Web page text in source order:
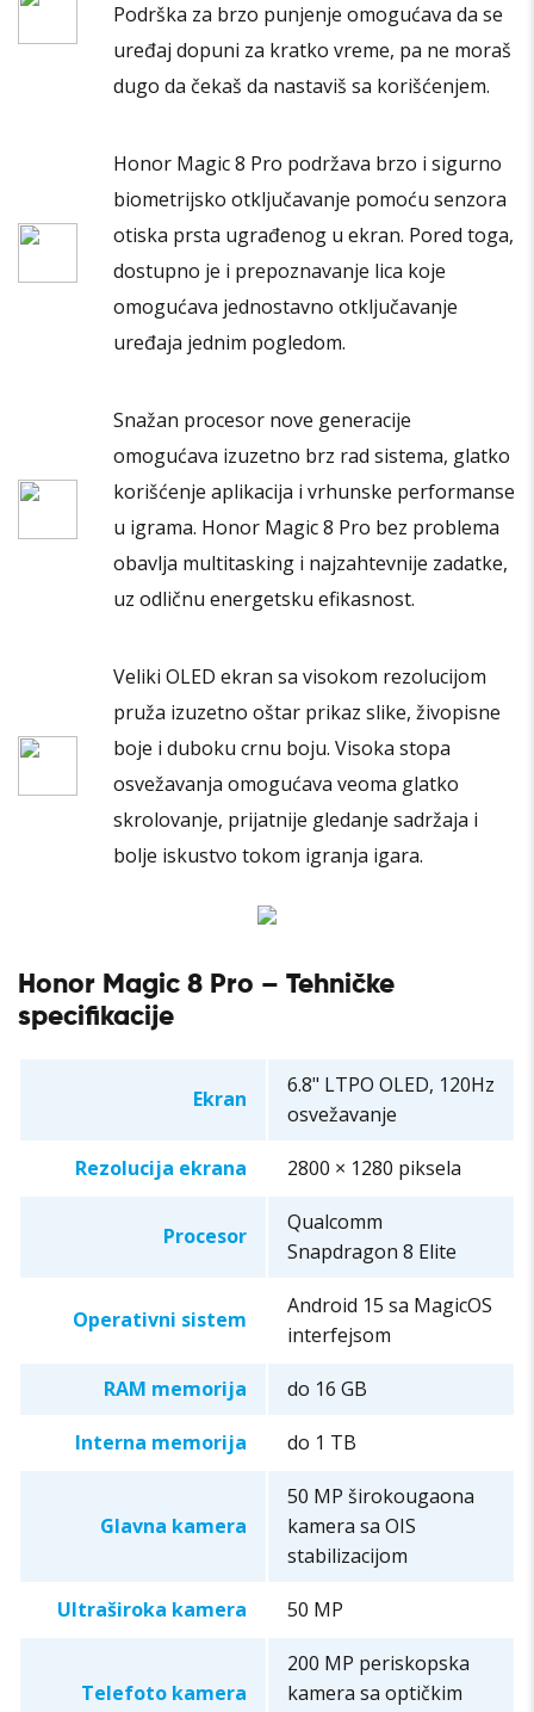
Podrška za brzo punjenje omogućava da se
uređaj dopuni za kratko vreme, pa ne moraš
dugo da čekaš da nastaviš sa korišćenjem.
Honor Magic 8 Pro podržava brzo i sigurno
biometrijsko otključavanje pomoću senzora
otiska prsta ugrađenog u ekran. Pored toga,
dostupno je i prepoznavanje lica koje
omogućava jednostavno otključavanje
uređaja jednim pogledom.
Snažan procesor nove generacije
omogućava izuzetno brz rad sistema, glatko
korišćenje aplikacija i vrhunske performanse
u igrama. Honor Magic 8 Pro bez problema
obavlja multitasking i najzahtevnije zadatke,
uz odličnu energetsku efikasnost.
Veliki OLED ekran sa visokom rezolucijom
pruža izuzetno oštar prikaz slike, živopisne
boje i duboku crnu boju. Visoka stopa
osvežavanja omogućava veoma glatko
skrolovanje, prijatnije gledanje sadržaja i
bolje iskustvo tokom igranja igara.
Honor Magic 8 Pro – Tehničke
specifikacije
Ekran
6.8" LTPO OLED, 120Hz
osvežavanje
Rezolucija ekrana 2800 × 1280 piksela
Procesor
Qualcomm
Snapdragon 8 Elite
Operativni sistem
Android 15 sa MagicOS
interfejsom
RAM memorija do 16 GB
Interna memorija do 1 TB
Glavna kamera
50 MP širokougaona
kamera sa OIS
stabilizacijom
Ultraširoka kamera 50 MP
Telefoto kamera
200 MP periskopska
kamera sa optičkim